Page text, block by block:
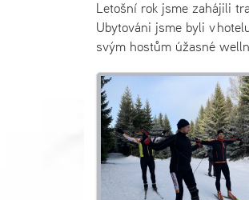
Letošní rok jsme zahájili
Ubytováni jsme byli v
svým hostům úžasné